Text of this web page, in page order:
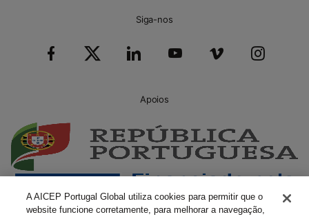
Siga-nos
Apoios
A AICEP Portugal Global utiliza cookies para permitir que o
website funcione corretamente, para melhorar a navegação,